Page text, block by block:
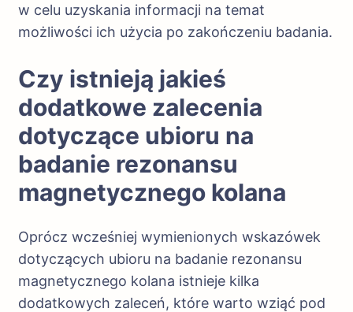
w celu uzyskania informacji na temat
możliwości ich użycia po zakończeniu badania.
Czy istnieją jakieś
dodatkowe zalecenia
dotyczące ubioru na
badanie rezonansu
magnetycznego kolana
Oprócz wcześniej wymienionych wskazówek
dotyczących ubioru na badanie rezonansu
magnetycznego kolana istnieje kilka
dodatkowych zaleceń, które warto wziąć pod